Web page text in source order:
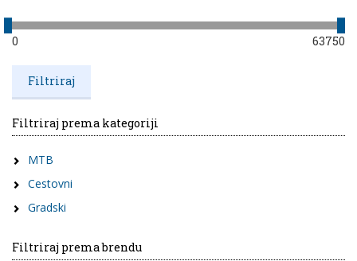
0 63750
Filtriraj prema kategoriji
MTB
Cestovni
Gradski
Filtriraj prema brendu